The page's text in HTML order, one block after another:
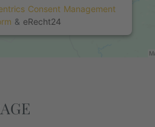
Consent Management
& eRecht24